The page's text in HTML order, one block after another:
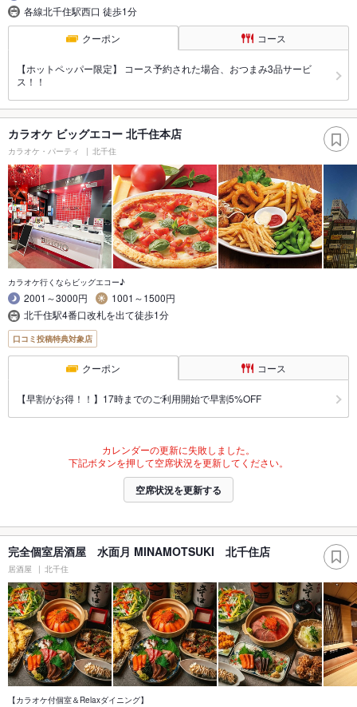
各線北千住駅西口 徒歩1分
クーポン コース
【ホットペッパー限定】 コース予約された場合、おつまみ3品サービ
ス！！
カラオケ ビッグエコー 北千住本店
カラオケ・パーティ 北千住
カラオケ行くならビッグエコー♪
2001～3000円
1001～1500円
北千住駅4番口改札を出て徒歩1分
口コミ投稿特典対象店
クーポン コース
【早割がお得！！】17時までのご利用開始で早割5%OFF
カレンダーの更新に失敗しました。
下記ボタンを押して空席状況を更新してください。
空席状況を更新する
完全個室居酒屋 水面月 MINAMOTSUKI 北千住店
居酒屋 北千住
【カラオケ付個室＆Relaxダイニング】